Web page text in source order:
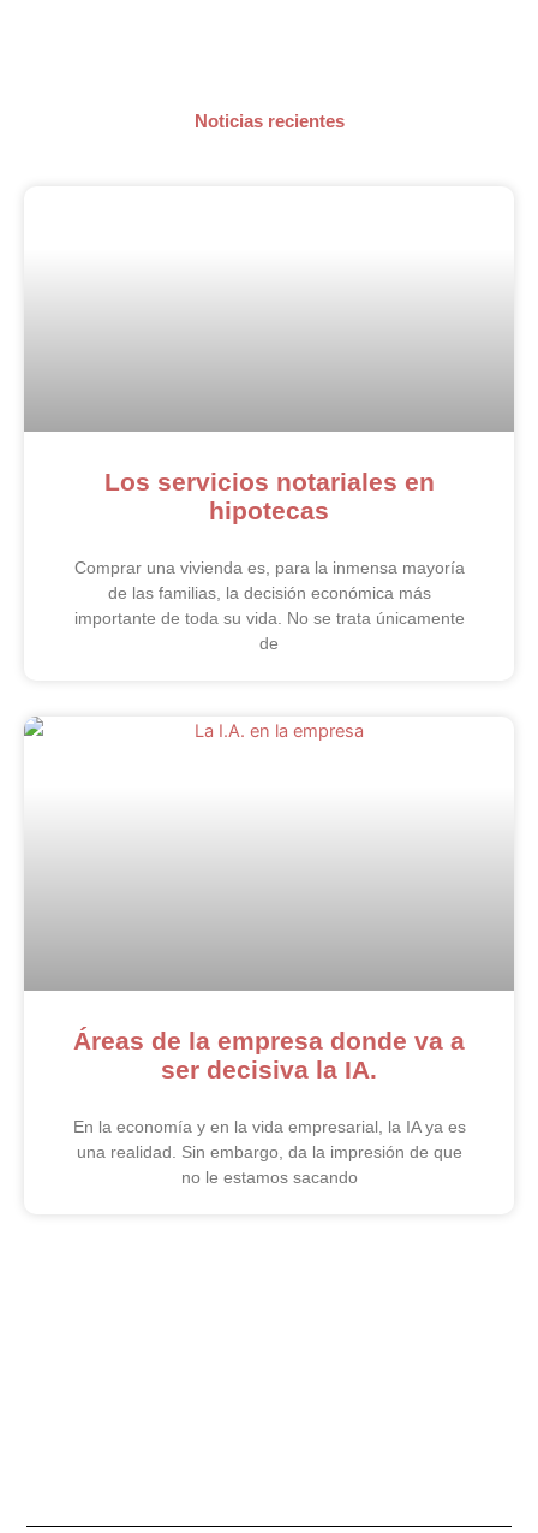
Noticias recientes
Los servicios notariales en
hipotecas
Comprar una vivienda es, para la inmensa mayoría
de las familias, la decisión económica más
importante de toda su vida. No se trata únicamente
de
Áreas de la empresa donde va a
ser decisiva la IA.
En la economía y en la vida empresarial, la IA ya es
una realidad. Sin embargo, da la impresión de que
no le estamos sacando